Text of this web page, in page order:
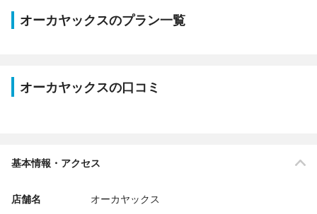
オーカヤックスのプラン一覧
オーカヤックスの口コミ
基本情報・アクセス
店舗名 オーカヤックス